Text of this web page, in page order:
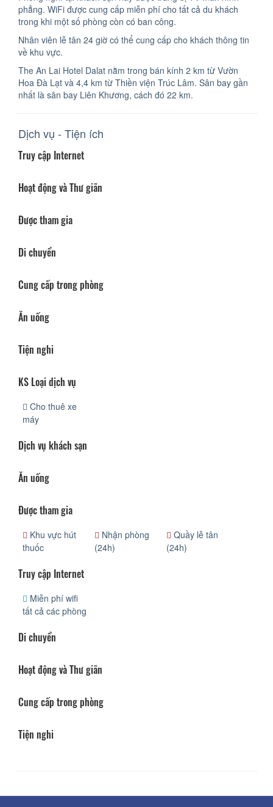
phẳng. WiFi được cung cấp miễn phí cho tất cả du khách
trong khi một số phòng còn có ban công.
Nhân viên lễ tân 24 giờ có thể cung cấp cho khách thông tin
về khu vực.
The An Lai Hotel Dalat nằm trong bán kính 2 km từ Vườn
Hoa Đà Lạt và 4,4 km từ Thiền viện Trúc Lâm. Sân bay gần
nhất là sân bay Liên Khương, cách đó 22 km.
Dịch vụ - Tiện ích
Truy cập Internet
Hoạt động và Thư giãn
Được tham gia
Di chuyển
Cung cấp trong phòng
Ăn uống
Tiện nghi
KS Loại dịch vụ
Cho thuê xe
máy
Dịch vụ khách sạn
Ăn uống
Được tham gia
Khu vực hút
thuốc
Nhận phòng
(24h)
Quầy lễ tân
(24h)
Truy cập Internet
Miễn phí wifi
tất cả các phòng
Di chuyển
Hoạt động và Thư giãn
Cung cấp trong phòng
Tiện nghi